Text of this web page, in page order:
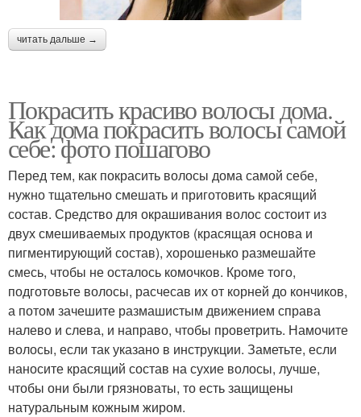
читать дальше →
Покрасить красиво волосы дома.
Как дома покрасить волосы самой
себе: фото пошагово
Перед тем, как покрасить волосы дома самой себе,
нужно тщательно смешать и приготовить красящий
состав. Средство для окрашивания волос состоит из
двух смешиваемых продуктов (красящая основа и
пигментирующий состав), хорошенько размешайте
смесь, чтобы не осталось комочков. Кроме того,
подготовьте волосы, расчесав их от корней до кончиков,
а потом зачешите размашистым движением справа
налево и слева, и направо, чтобы проветрить. Намочите
волосы, если так указано в инструкции. Заметьте, если
наносите красящий состав на сухие волосы, лучше,
чтобы они были грязноваты, то есть защищены
натуральным кожным жиром.